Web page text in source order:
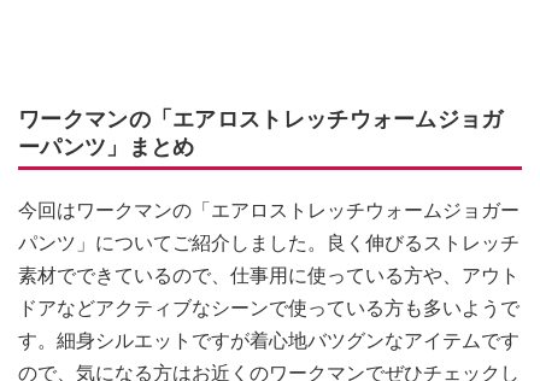
ワークマンの「エアロストレッチウォームジョガ
ーパンツ」まとめ
今回はワークマンの「エアロストレッチウォームジョガー
パンツ」についてご紹介しました。良く伸びるストレッチ
素材でできているので、仕事用に使っている方や、アウト
ドアなどアクティブなシーンで使っている方も多いようで
す。細身シルエットですが着心地バツグンなアイテムです
ので、気になる方はお近くのワークマンでぜひチェックし